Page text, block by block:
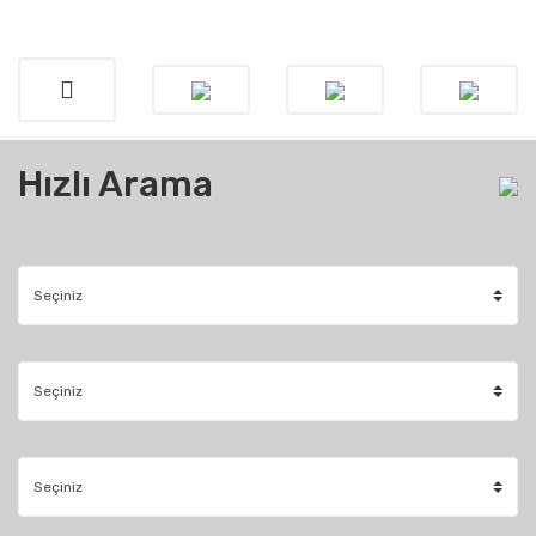
Hızlı Arama